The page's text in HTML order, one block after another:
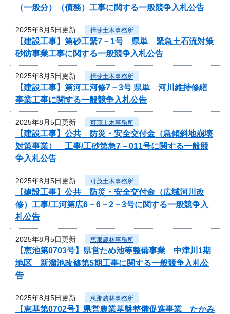
（一般分）（債務）工事に関する一般競争入札公告
2025年8月5日更新 揖斐土木事務所
【建設工事】第砂工緊7－1号 県単 緊急土石流対策
砂防事業工事に関する一般競争入札公告
2025年8月5日更新 揖斐土木事務所
【建設工事】第河工河修7－3号 県単 河川維持修繕
事業工事に関する一般競争入札公告
2025年8月5日更新 可茂土木事務所
【建設工事】公共 防災・安全交付金（急傾斜地崩壊
対策事業） 工事/工砂第急7－011号に関する一般競
争入札公告
2025年8月5日更新 可茂土木事務所
【建設工事】公共 防災・安全交付金（広域河川改
修）工事/工河第広6－6－2－3号に関する一般競争入
札公告
2025年8月5日更新 恵那農林事務所
【恵池第0703号】県営ため池等整備事業 中津川1期
地区 新溜池改修第5期工事に関する一般競争入札公
告
2025年8月5日更新 恵那農林事務所
【恵基第0702号】県営農業基盤整備促進事業 たかみ